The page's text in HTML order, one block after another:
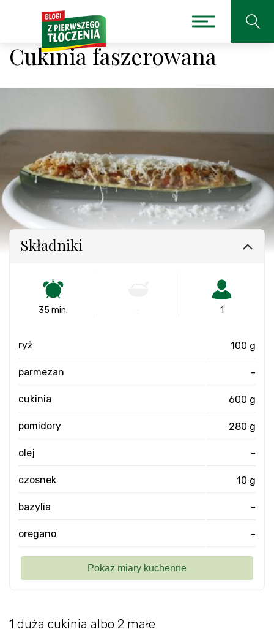
Cukinia faszerowana
1 duża cukinia albo 2 małe
Składniki
35 min. 1
ryż 100 g
parmezan -
cukinia 600 g
pomidory 280 g
olej -
czosnek 10 g
bazylia -
oregano -